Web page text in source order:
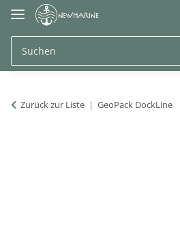
Zurück zur Liste GeoPack DockLine